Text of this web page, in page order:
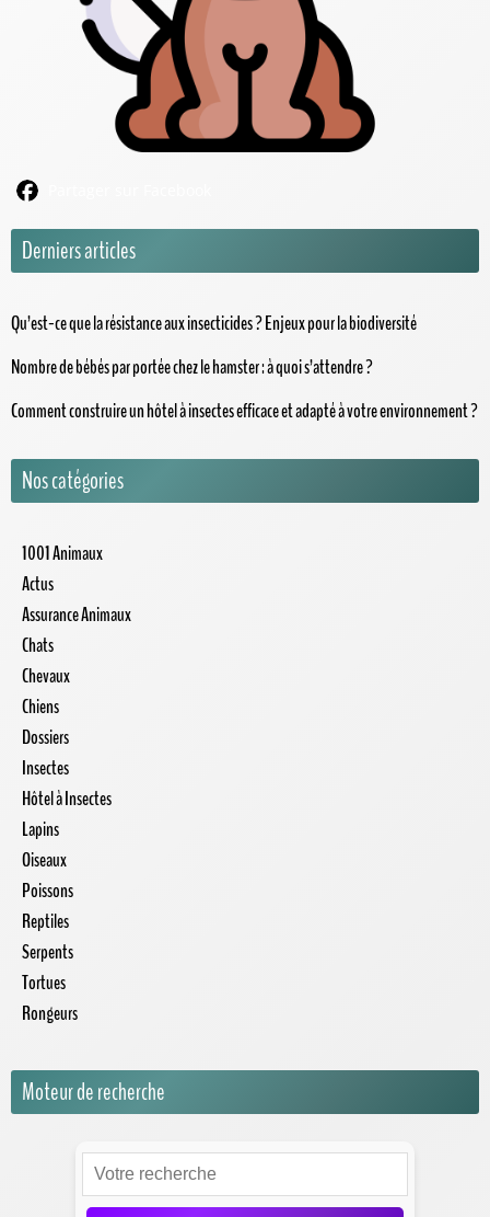
Derniers articles
Qu’est-ce que la résistance aux insecticides ? Enjeux pour la biodiversité
Nombre de bébés par portée chez le hamster : à quoi s’attendre ?
Comment construire un hôtel à insectes efficace et adapté à votre environnement ?
Nos catégories
1001 Animaux
Actus
Assurance Animaux
Chats
Chevaux
Chiens
Dossiers
Insectes
Hôtel à Insectes
Lapins
Oiseaux
Poissons
Reptiles
Serpents
Tortues
Rongeurs
Moteur de recherche